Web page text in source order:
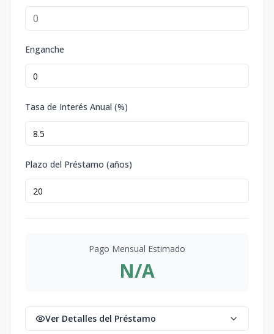
Enganche
Tasa de Interés Anual (%)
Plazo del Préstamo (años)
Pago Mensual Estimado
N/A
Ver Detalles del Préstamo